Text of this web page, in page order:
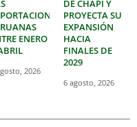
ENERO
2026
DE CHAPI Y
PROYECTA SU
EXPANSIÓN
HACIA
FINALES DE
2029
6 agosto, 2026